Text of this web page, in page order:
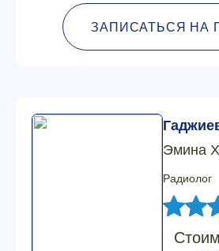
ЗАПИСАТЬСЯ НА
Эмина
Радиолог